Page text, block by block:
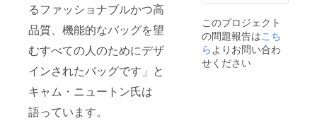
るファッショナブルかつ高
品質、機能的なバッグを望
むすべての人のためにデザ
インされたバッグです」と
キャム・ニュートン氏は
語っています。
このプロジェクト
の問題報告はこち
らよりお問い合わ
せください